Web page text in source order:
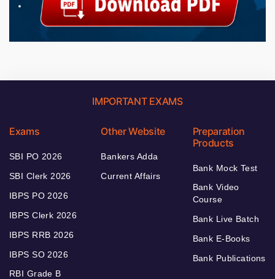
IMPORTANT EXAMS
Exams
SBI PO 2026
SBI Clerk 2026
IBPS PO 2026
IBPS Clerk 2026
IBPS RRB 2026
IBPS SO 2026
RBI Grade B
Other Website
Bankers Adda
Current Affairs
Preparation
Products
Bank Mock Test
Bank Video
Course
Bank Live Batch
Bank E-Books
Bank Publications